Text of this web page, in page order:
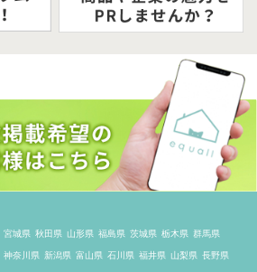
宮城県 秋田県 山形県 福島県 茨城県 栃木県 群馬県
神奈川県 新潟県 富山県 石川県 福井県 山梨県 長野県